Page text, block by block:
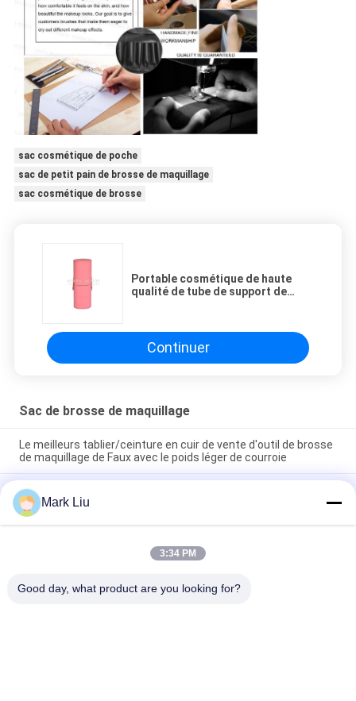
sac cosmétique de poche
sac de petit pain de brosse de maquillage
sac cosmétique de brosse
Portable cosmétique de haute
qualité de tube de support de
stockage de sac
Continuer
Sac de brosse de maquillage
Le meilleurs tablier/ceinture en cuir de vente d'outil de brosse
de maquillage de Faux avec le poids léger de courroie
Support mignon de papeterie de stylo de sac cosmétique de
maquillage de voyage de fermeture de tirette de rayure de
vague de poche de trousse d'écolier d'unité centrale
Sac professionnel de stockage de crayon de stylo de support
d'article de toilette de poche de petit pain de brosse de
Mark Liu
3:34 PM
Good day, what product are you looking for?